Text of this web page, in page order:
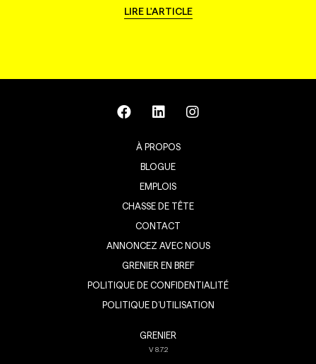
LIRE L'ARTICLE
À PROPOS
BLOGUE
EMPLOIS
CHASSE DE TÊTE
CONTACT
ANNONCEZ AVEC NOUS
GRENIER EN BREF
POLITIQUE DE CONFIDENTIALITÉ
POLITIQUE D’UTILISATION
GRENIER
V8.7.2